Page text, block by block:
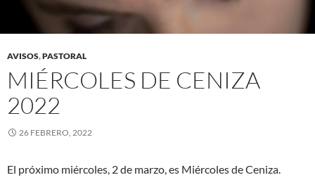
AVISOS,PASTORAL
MIÉRCOLES DE CENIZA
2022
26 FEBRERO, 2022
El próximo miércoles, 2 de marzo, es Miércoles de Ceniza.